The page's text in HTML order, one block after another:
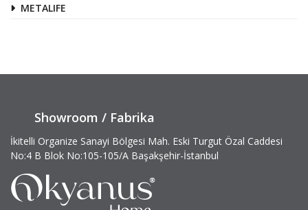
METALIFE
Showroom / Fabrika
İkitelli Organize Sanayi Bölgesi Mah. Eski Turgut Özal Caddesi
No:4 B Blok No:105-105/A Başakşehir-İstanbul